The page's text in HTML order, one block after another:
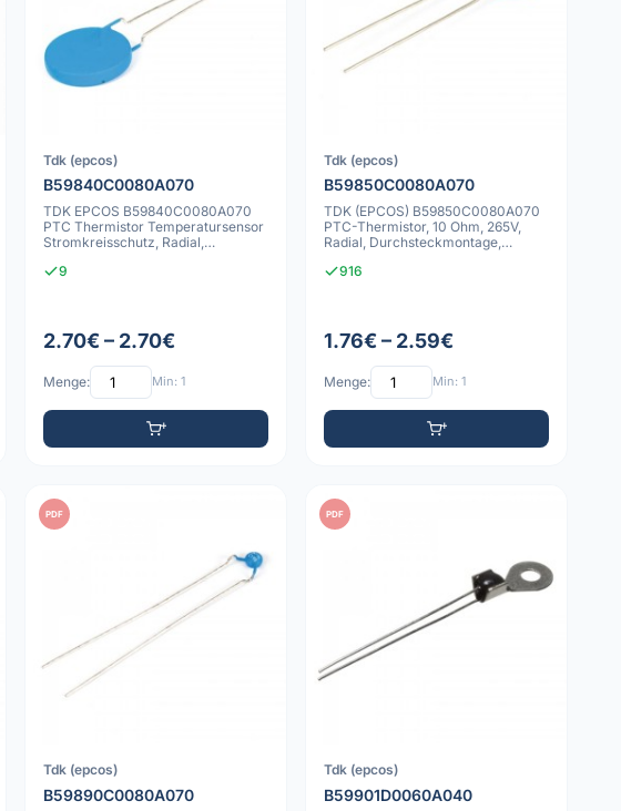
Tdk (epcos)
B59840C0080A070
TDK EPCOS B59840C0080A070
PTC Thermistor Temperatursensor
Stromkreisschutz, Radial,
9
2.70€ – 2.70€
Menge: Min: 1
Tdk (epcos)
B59850C0080A070
TDK (EPCOS) B59850C0080A070
PTC-Thermistor, 10 Ohm, 265V,
Radial, Durchsteckmontage,
916
1.76€ – 2.59€
Menge: Min: 1
PDF
Tdk (epcos)
B59890C0080A070
PDF
Tdk (epcos)
B59901D0060A040